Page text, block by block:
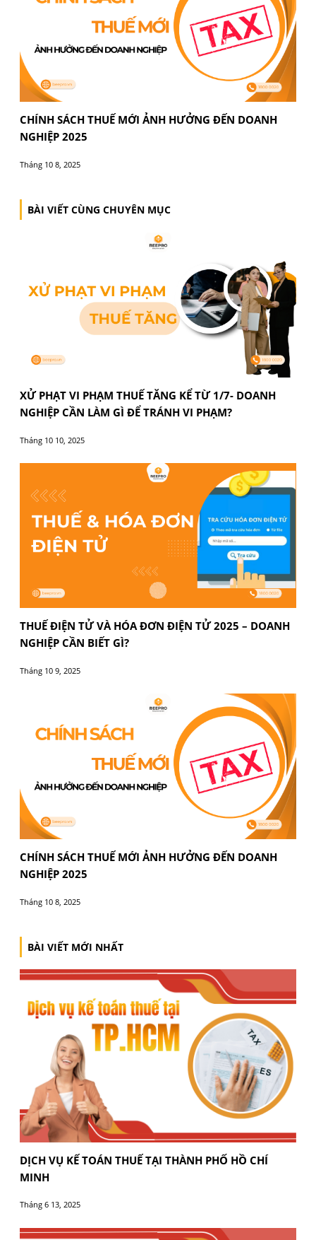
Cảm ơn bạn đã xem bài viết này. Cập nhật các bài
BEE PRO để biết thêm thông tin mới nhất về kế toán,
thuế và các quy định chính sách cập nhật.
BEE PRO– Đồng hành tận tâm!
Bài viết trước
thuế GTGT
BÀI VIẾT LIÊN QUAN
XỬ PHẠT VI PHẠM THUẾ TĂNG KỂ TỪ 1/7-
NGHIỆP CẦN LÀM GÌ ĐỂ TRÁNH VI PHẠM?
Tháng 10 10, 2025
THUẾ ĐIỆN TỬ VÀ HÓA ĐƠN ĐIỆN TỬ 2025 –
NGHIỆP CẦN BIẾT GÌ?
Tháng 10 9, 2025
CHÍNH SÁCH THUẾ MỚI ẢNH HƯỞNG ĐẾN
NGHIỆP 2025
Tháng 10 8, 2025
BÀI VIẾT CÙNG CHUYÊN MỤC